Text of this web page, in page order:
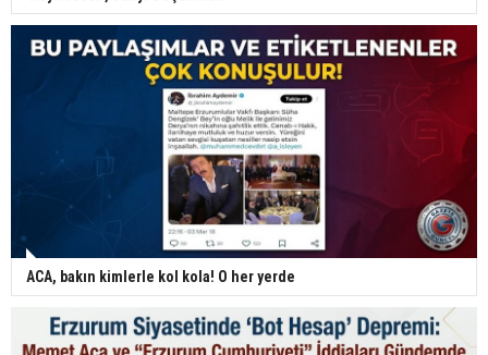
ACA, bakın kimlerle kol kola! O her yerde